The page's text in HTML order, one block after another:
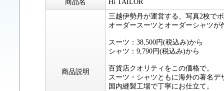
商品名 Hi TAILOR
商品説明
三越伊勢丹が運営する、写真2枚で
オーダースーツとオーダーシャツが
スーツ：38,500円(税込み)から
シャツ：9,790円(税込み)から
百貨店クオリティをこの価格で。
スーツ・シャツともに海外の著名デ
国内縫製工場で丁寧にお仕立て。